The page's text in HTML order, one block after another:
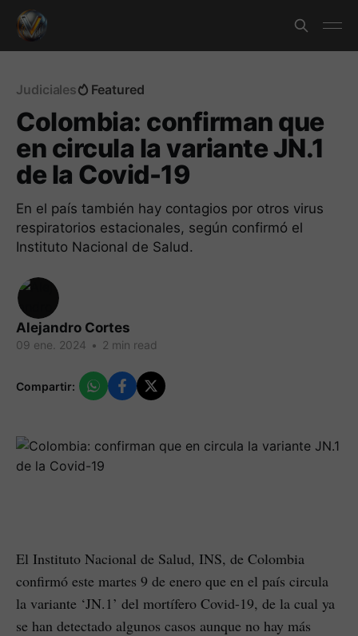
Judiciales Featured
Colombia: confirman que
en circula la variante JN.1
de la Covid-19
En el país también hay contagios por otros virus
respiratorios estacionales, según confirmó el
Instituto Nacional de Salud.
Alejandro Cortes
09 ene. 2024 • 2 min read
Compartir:
El Instituto Nacional de Salud, INS, de Colombia
confirmó este martes 9 de enero que en el país circula
la variante ‘JN.1’ del mortífero Covid-19, de la cual ya
se han detectado algunos casos aunque no hay más